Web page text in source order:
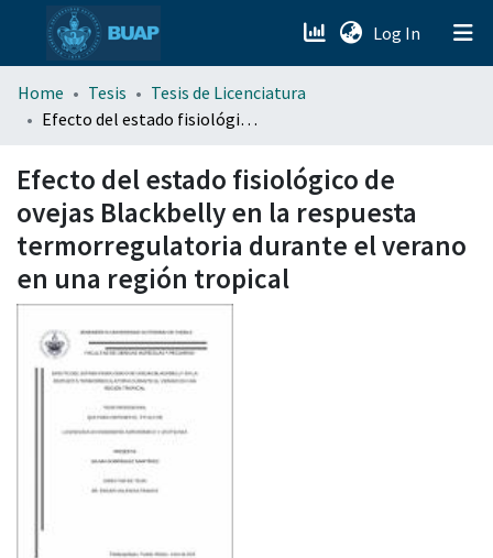
Log In (current)
menu.section.about_menu
Home Tesis
Tesis de Licenciatura
Efecto del estado fisiológico de ovejas Blackbelly en la respuesta termorregulatoria durante el verano en una región tropical
Efecto del estado fisiológico de
ovejas Blackbelly en la respuesta
termorregulatoria durante el verano
en una región tropical